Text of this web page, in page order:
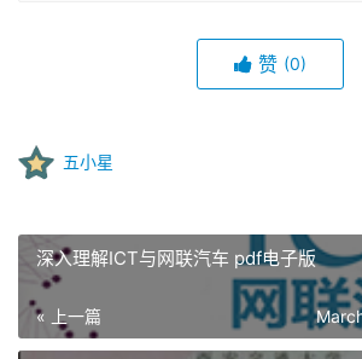
赞 (0)
五小星
深入理解ICT与网联汽车 pdf电子版
« 上一篇